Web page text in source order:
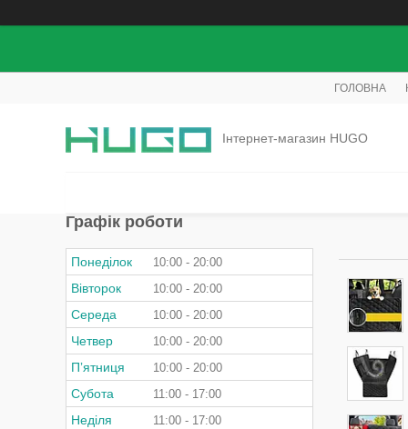
ГОЛОВНА
Інтернет-магазин HUGO
Графік роботи
Понеділок 10:00 20:00
Вівторок 10:00 20:00
Середа 10:00 20:00
Четвер 10:00 20:00
Пʼятниця 10:00 20:00
Субота 11:00 17:00
Неділя 11:00 17:00